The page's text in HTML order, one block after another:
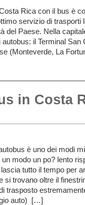
Rica con il bus è
servizio di trasporti
del Paese. Nella
autobus: il Terminal
(Monteverde, La
in Costa
è uno dei modi
modo un po? lento
tutto il tempo per
si trovano oltre il
trasposto
auto) […]